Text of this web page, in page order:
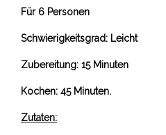
Für 6 Personen
Schwierigkeitsgrad: Leicht
Zubereitung: 15 Minuten
Kochen: 45 Minuten.
Zutaten: